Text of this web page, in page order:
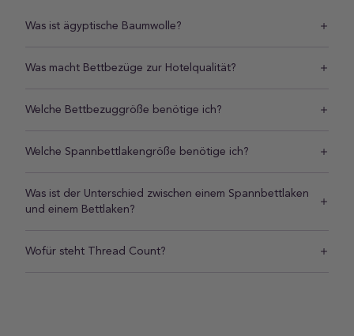
Was ist ägyptische Baumwolle?
Was macht Bettbezüge zur Hotelqualität?
Welche Bettbezuggröße benötige ich?
Welche Spannbettlakengröße benötige ich?
Was ist der Unterschied zwischen einem Spannbettlaken
und einem Bettlaken?
Wofür steht Thread Count?